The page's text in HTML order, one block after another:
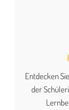
Entdecken
der